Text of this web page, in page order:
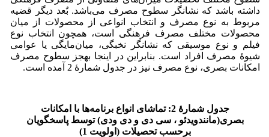
داشته باشد که نشانگر سطوح مصرف می‌باشد. بٌعد دیگر قضیه
مربوط به نوع مصرف و انتخاب انواعی از محصولات از میان
محصولات مختلف مصرف فرهنگی است، همچون انتخاب نوع
فیلم و نوع موسیقی که نشانگر نخبگی، میان‌مایگی یا عوامی
شیوۀ مصرف افراد است. بنابراین در اینجا به­جز سطوح مصرف
امکانات بصری، نوع مصرف نیز در جدول شمارۀ 2 آمده است.
جدول شمارۀ 2: تماشای انواع برنامه‌ها با امکانات
بصری(مانندویدئو ، سی دی و دی ودی) توسط پاسخگویان
برحسب تحصیلات (اولویت 1)